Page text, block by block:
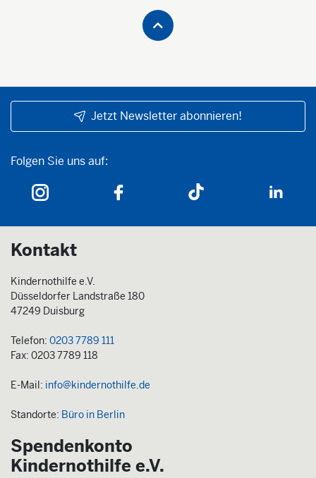
Jetzt Newsletter abonnieren!
Folgen Sie uns auf:
Folgen Sie uns auf:
Kontakt
Kindernothilfe e.V.
Düsseldorfer Landstraße 180
47249 Duisburg
Telefon: 0203 7789 111
Fax: 0203 7789 118
E-Mail: info@kindernothilfe.de
Standorte: Büro in Berlin
Spendenkonto
Kindernothilfe e.V.